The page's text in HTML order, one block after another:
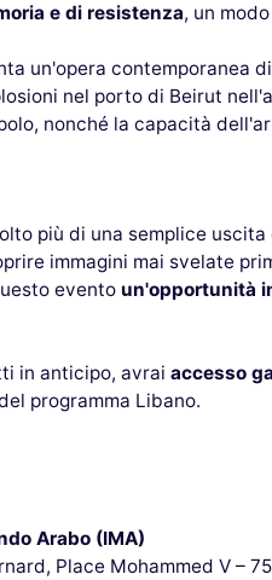
e di resistenza, un
un'opera contemporanea
nel porto di Beirut
nonché la capacità
più di una semplice
immagini mai svelate
evento un'opportunità
in anticipo, avrai accesso
programma Libano.
Arabo (IMA)
Place Mohammed V –